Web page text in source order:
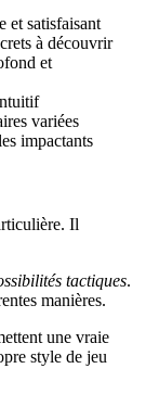
et satisfaisant
à découvrir
et
variées
impactants
Il
tactiques.
manières.
une vraie
style de jeu